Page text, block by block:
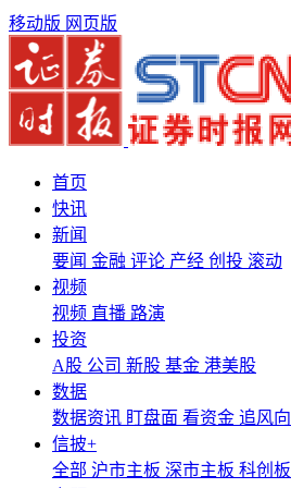
移动版 网页版
首页
快讯
新闻
要闻 金融 评论 产经 创投 滚动
视频
视频 直播 路演
投资
A股 公司 新股 基金 港美股
数据
数据资讯 盯盘面 看资金 追风向
信披+
全部 沪市主板 深市主板 科创板